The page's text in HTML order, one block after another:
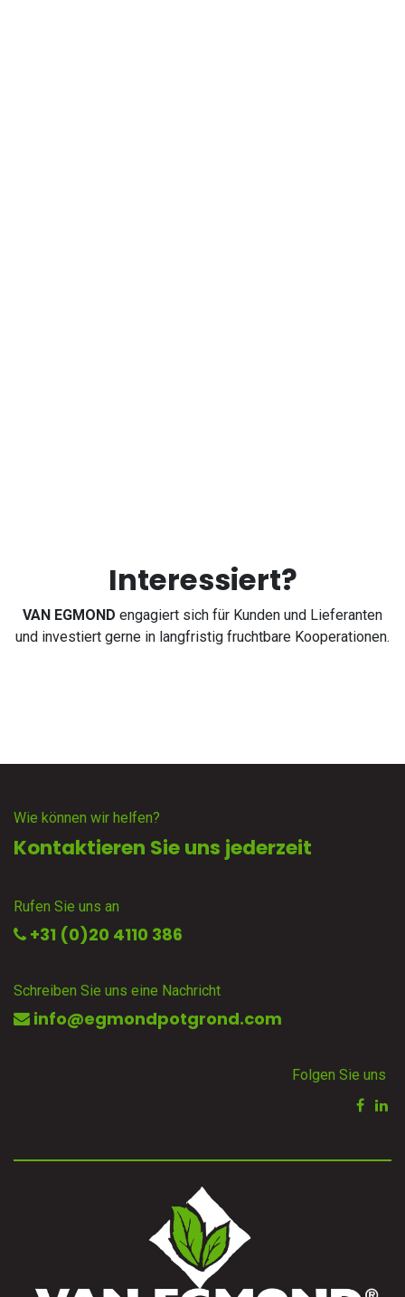
Interessiert?
VAN EGMOND engagiert sich für Kunden und Lieferanten
und investiert gerne in langfristig fruchtbare Kooperationen.
Wie können wir helfen?
Kontaktieren Sie uns jederzeit
Rufen Sie uns an
+31 (0)20 4110 386
Schreiben Sie uns eine Nachricht
info@egmondpotgrond.com
Folgen Sie uns